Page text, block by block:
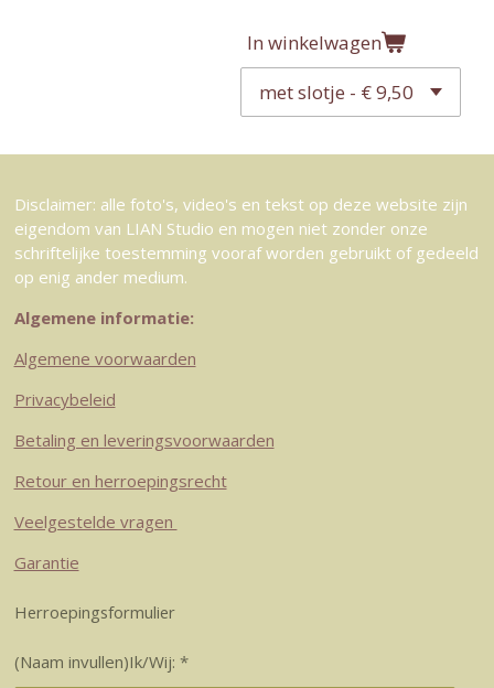
In winkelwagen
Disclaimer: alle foto's, video's en tekst op deze website zijn
eigendom van LIAN Studio en mogen niet zonder onze
schriftelijke toestemming vooraf worden gebruikt of gedeeld
op enig ander medium.
Algemene informatie:
Algemene voorwaarden
Privacybeleid
Betaling en leveringsvoorwaarden
Retour en herroepingsrecht
Veelgestelde vragen
Garantie
Herroepingsformulier
(Naam invullen)Ik/Wij: *